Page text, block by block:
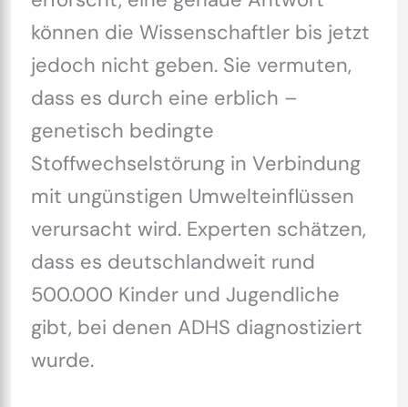
können die Wissenschaftler bis jetzt
jedoch nicht geben. Sie vermuten,
dass es durch eine erblich –
genetisch bedingte
Stoffwechselstörung in Verbindung
mit ungünstigen Umwelteinflüssen
verursacht wird. Experten schätzen,
dass es deutschlandweit rund
500.000 Kinder und Jugendliche
gibt, bei denen ADHS diagnostiziert
wurde.